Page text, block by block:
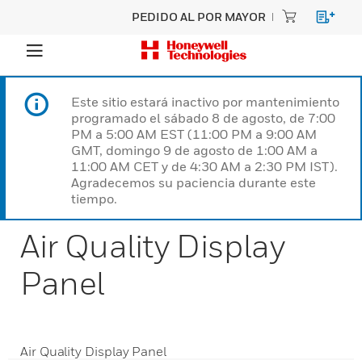
PEDIDO AL POR MAYOR
Este sitio estará inactivo por mantenimiento
programado el sábado 8 de agosto, de 7:00
PM a 5:00 AM EST (11:00 PM a 9:00 AM
GMT, domingo 9 de agosto de 1:00 AM a
11:00 AM CET y de 4:30 AM a 2:30 PM IST).
Agradecemos su paciencia durante este
tiempo.
Air Quality Display
Panel
Air Quality Display Panel